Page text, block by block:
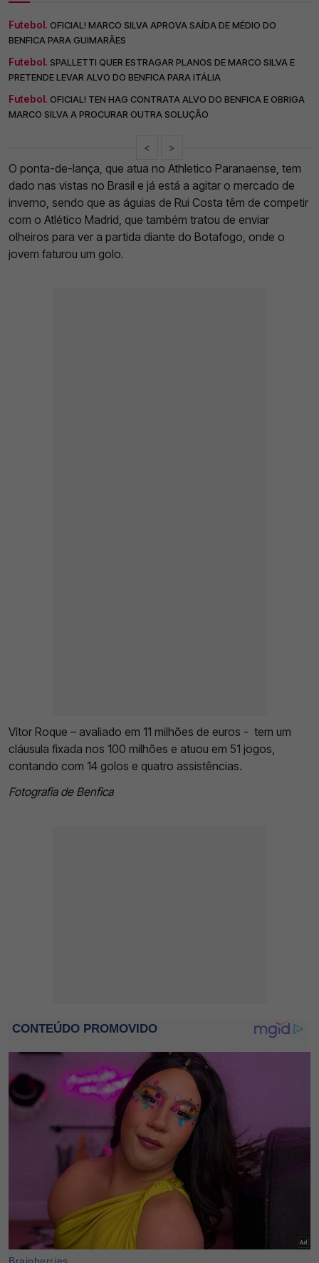
Futebol. OFICIAL! MARCO SILVA APROVA SAÍDA DE MÉDIO DO
BENFICA PARA GUIMARÃES
Futebol. SPALLETTI QUER ESTRAGAR PLANOS DE MARCO SILVA E
PRETENDE LEVAR ALVO DO BENFICA PARA ITÁLIA
Futebol. OFICIAL! TEN HAG CONTRATA ALVO DO BENFICA E OBRIGA
MARCO SILVA A PROCURAR OUTRA SOLUÇÃO
< >
O ponta-de-lança, que atua no Athletico Paranaense, tem
dado nas vistas no Brasil e já está a agitar o mercado de
inverno, sendo que as águias de Rui Costa têm de competir
com o Atlético Madrid, que também tratou de enviar
olheiros para ver a partida diante do Botafogo, onde o
jovem faturou um golo.
Vítor Roque – avaliado em 11 milhões de euros - tem um
cláusula fixada nos 100 milhões e atuou em 51 jogos,
contando com 14 golos e quatro assistências.
Fotografia de Benfica